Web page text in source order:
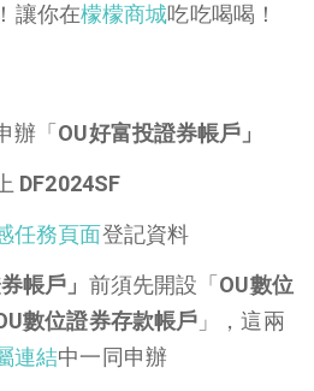
讓你在檬檬商城吃吃喝喝！
辦「 OU好富投證券帳戶」
DF2024SF
任務頁面登記資料
帳戶」 前須先開設「 OU數位
數位證券存款帳戶 」，這兩
連結中一同申辦